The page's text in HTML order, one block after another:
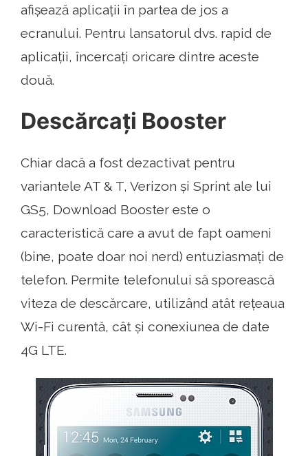
afișează aplicații în partea de jos a
ecranului. Pentru lansatorul dvs. rapid de
aplicații, încercați oricare dintre aceste
două.
Descărcați Booster
Chiar dacă a fost dezactivat pentru
variantele AT & T, Verizon și Sprint ale lui
GS5, Download Booster este o
caracteristică care a avut de fapt oameni
(bine, poate doar noi nerd) entuziasmați de
telefon. Permite telefonului să sporească
viteza de descărcare, utilizând atât rețeaua
Wi-Fi curentă, cât și conexiunea de date
4G LTE.